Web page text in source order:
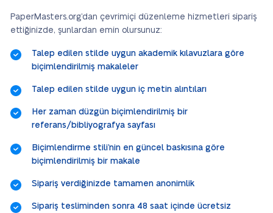
PaperMasters.org’dan çevrimiçi düzenleme hizmetleri sipariş
ettiğinizde, şunlardan emin olursunuz:
Talep edilen stilde uygun akademik kılavuzlara göre
biçimlendirilmiş makaleler
Talep edilen stilde uygun iç metin alıntıları
Her zaman düzgün biçimlendirilmiş bir
referans/bibliyografya sayfası
Biçimlendirme stili’nin en güncel baskısına göre
biçimlendirilmiş bir makale
Sipariş verdiğinizde tamamen anonimlik
Sipariş tesliminden sonra 48 saat içinde ücretsiz